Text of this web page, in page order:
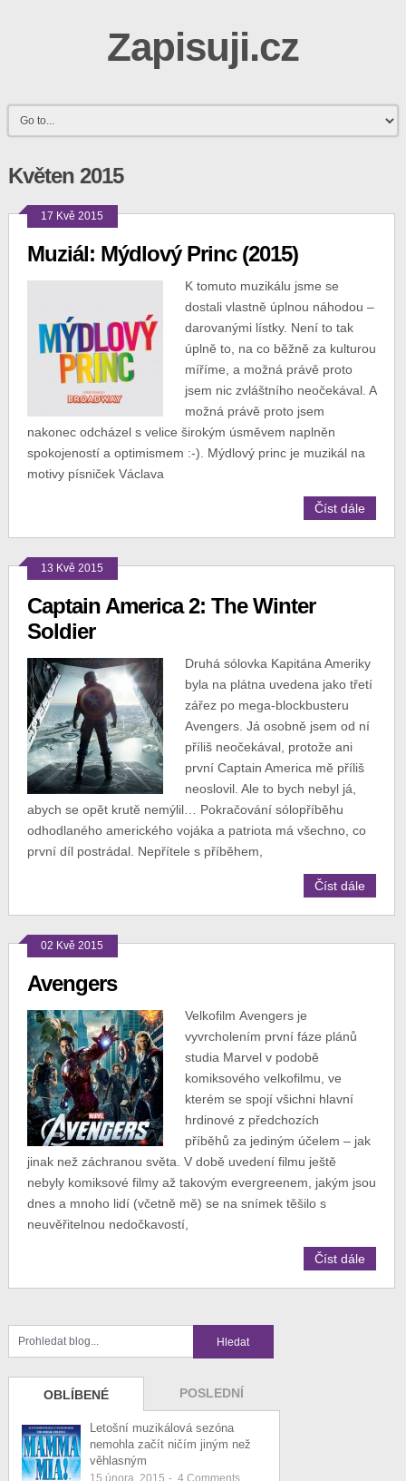
Zapisuji.cz
Květen 2015
17 Kvě 2015
Muziál: Mýdlový Princ (2015)
K tomuto muzikálu jsme se
dostali vlastně úplnou náhodou –
darovanými lístky. Není to tak
úplně to, na co běžně za kulturou
míříme, a možná právě proto
jsem nic zvláštního neočekával. A
možná právě proto jsem
nakonec odcházel s velice širokým úsměvem naplněn
spokojeností a optimismem :-). Mýdlový princ je muzikál na
motivy písniček Václava
Číst dále
13 Kvě 2015
Captain America 2: The Winter
Soldier
Druhá sólovka Kapitána Ameriky
byla na plátna uvedena jako třetí
zářez po mega-blockbusteru
Avengers. Já osobně jsem od ní
příliš neočekával, protože ani
první Captain America mě příliš
neoslovil. Ale to bych nebyl já,
abych se opět krutě nemýlil… Pokračování sólopříběhu
odhodlaného amerického vojáka a patriota má všechno, co
první díl postrádal. Nepřítele s příběhem,
Číst dále
02 Kvě 2015
Avengers
Velkofilm Avengers je
vyvrcholením první fáze plánů
studia Marvel v podobě
komiksového velkofilmu, ve
kterém se spojí všichni hlavní
hrdinové z předchozích
příběhů za jediným účelem – jak
jinak než záchranou světa. V době uvedení filmu ještě
nebyly komiksové filmy až takovým evergreenem, jakým jsou
dnes a mnoho lidí (včetně mě) se na snímek těšilo s
neuvěřitelnou nedočkavostí,
Číst dále
OBLÍBENÉ POSLEDNÍ
Letošní muzikálová sezóna
nemohla začít ničím jiným než
věhlasným
15 února, 2015 - 4Comments